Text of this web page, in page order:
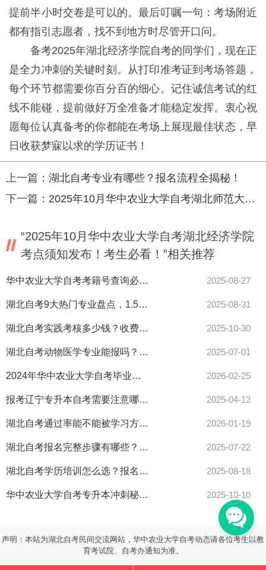
提前半小时交卷是可以的。最后叮嘱一句：考场附近
都有指引志愿者，找不到地方时尽管开口问。
备考2025年湖北经济学院自考的同学们，现在正
是全力冲刺的关键时刻。从打印准考证到考场答题，
每个环节都需要你百分百的细心。记住诚信考试的红
线不能碰，提前做好万全准备才能稳定发挥。衷心祝
愿每位认真备考的你都能在考场上展现最佳状态，早
日收获梦寐以求的学历证书！
上一篇： 湖北自考专业有哪些？报名流程全揭秘！
下一篇： 2025年10月华中农业大学自考湖北师范大学考点安排出炉！附考前必看指南
“2025年10月华中农业大学自考湖北经济学院
考点须知发布！考生必看！”相关推荐
华中农业大学自考考籍号查询必看！详解用途与申请流程指南！ 2025-08-27
湖北自考9大热门专业盘点，1.5年快速取证攻略来了！ 2025-08-31
湖北自考实践考核多少钱？收费标准全解析来了！ 2025-10-30
湖北自考动物医学专业能报吗？考兽医证需要哪些条件看这里 2025-07-01
2024年华中农业大学自考毕业生自我鉴定范文怎么找？找写手被发现了咋办？ 2026-02-25
报考辽宁专升本自考需要注意哪些细节？ 2025-04-12
湖北自考通过率能不能被学习方式改变？ 2026-01-19
湖北自考报名完整步骤有哪些？华农大攻略一文讲透！ 2025-07-22
湖北自考学历培训怎么选？报名流程全解析！ 2025-08-18
华中农业大学自考专升本冲刺秘籍睡前复习有用吗 2025-10-10
声明：本站为湖北自考民间交流网站，华中农业大学自考动态请各位考生以教
育考试院、自考办通知为准。